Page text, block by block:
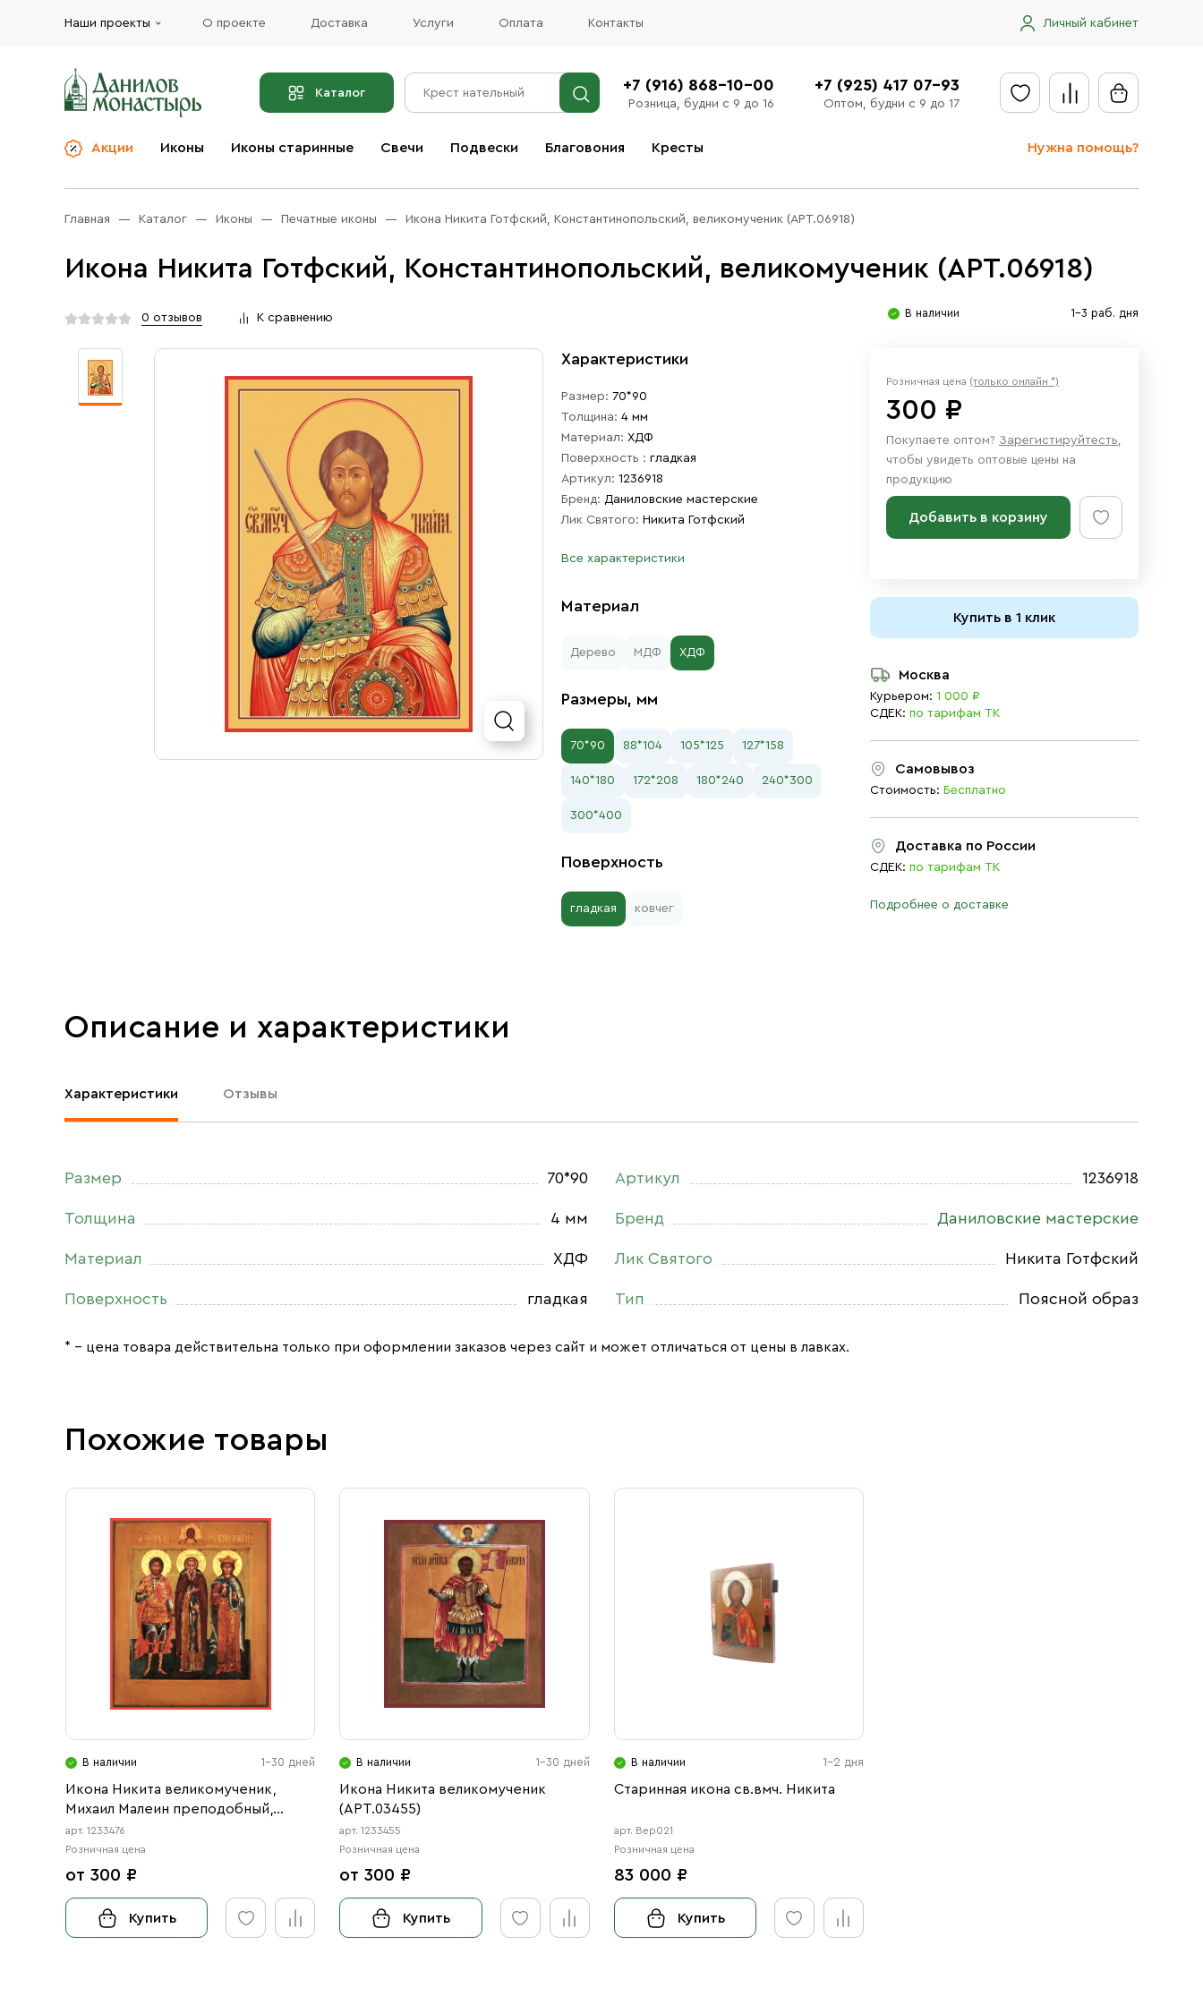
Наши проекты О проекте Доставка Услуги Оплата Контакты Личный кабинет
Каталог +7 (916) 868-10-00
Розница, будни с 9 до 16
+7 (925) 417 07-93
Оптом, будни с 9 до 17
Акции Иконы Иконы старинные Свечи Подвески Благовония Кресты Нужна помощь?
Отправить заявку
Доставка в регионы
Церковная утварь
Иконы
Бренды
Услуги
Главная Каталог Иконы Печатные иконы Икона Никита Готфский, Константинопольский, великомученик (АРТ.06918)
Икона Никита Готфский, Константинопольский, великомученик (АРТ.06918)
0 отзывов К сравнению В наличии 1-3 раб. дня
Характеристики
Размер: 70*90
Толщина: 4 мм
Материал: ХДФ
Поверхность : гладкая
Артикул: 1236918
Бренд: Даниловские мастерские
Лик Святого: Никита Готфский
Все характеристики
Материал
Дерево МДФ ХДФ
Размеры, мм
70*90 88*104 105*125 127*158
140*180 172*208 180*240 240*300
300*400
Поверхность
гладкая ковчег
Розничная цена (только онлайн *)
300 ₽
Покупаете оптом? Зарегистируйтесть,
чтобы увидеть оптовые цены на
продукцию
Добавить в корзину
Купить в 1 клик
Москва
Курьером: 1 000 ₽
СДЕК: по тарифам ТК
Самовывоз
Стоимость: Бесплатно
Доставка по России
СДЕК: по тарифам ТК
Подробнее о доставке
Описание и характеристики
Характеристики Отзывы
Размер 70*90
Толщина 4 мм
Материал ХДФ
Поверхность гладкая
Артикул 1236918
Бренд Даниловские мастерские
Лик Святого Никита Готфский
Тип Поясной образ
* – цена товара действительна только при оформлении заказов через сайт и может отличаться от цены в лавках.
Похожие товары
В наличии 1-30 дней
Икона Никита великомученик,
Михаил Малеин преподобный,
Екатерина великомученица
(АРТ.03476)
арт. 1233476
Розничная цена
от 300 ₽
Купить
В наличии 1-30 дней
Икона Никита великомученик
(АРТ.03455)
арт. 1233455
Розничная цена
от 300 ₽
Купить
В наличии 1-2 дня
Старинная икона св.вмч. Никита
арт. Вер021
Розничная цена
83 000 ₽
Купить